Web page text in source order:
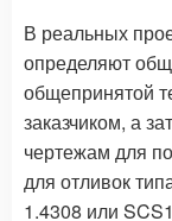
В реальных
определяют
общепринятой
заказчиком, а
чертежам для
для отливок
1.4308 или